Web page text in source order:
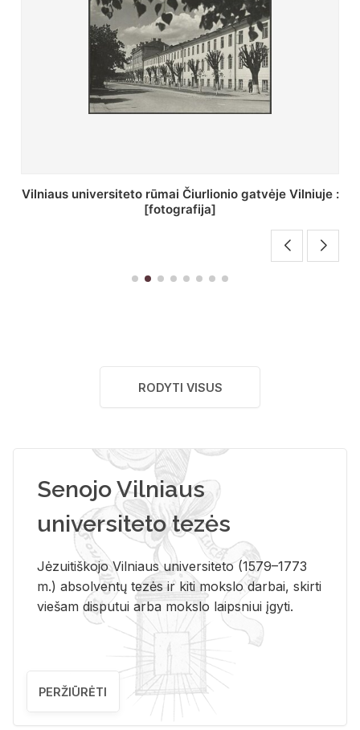
St. Batoro universiteto J. Pilsudskio kolegija :
[fotografija]
RODYTI VISUS
Senojo Vilniaus
universiteto tezės
Jėzuitiškojo Vilniaus universiteto (1579–1773
m.) absolventų tezės ir kiti mokslo darbai, skirti
viešam disputui arba mokslo laipsniui įgyti.
PERŽIŪRĖTI